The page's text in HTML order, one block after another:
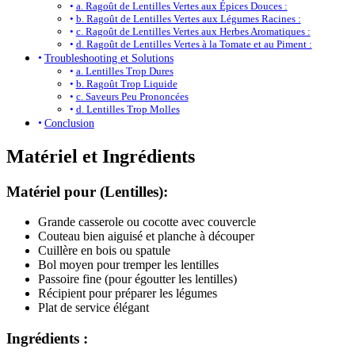
a. Ragoût de Lentilles Vertes aux Épices Douces :
b. Ragoût de Lentilles Vertes aux Légumes Racines :
c. Ragoût de Lentilles Vertes aux Herbes Aromatiques :
d. Ragoût de Lentilles Vertes à la Tomate et au Piment :
Troubleshooting et Solutions
a. Lentilles Trop Dures
b. Ragoût Trop Liquide
c. Saveurs Peu Prononcées
d. Lentilles Trop Molles
Conclusion
Matériel et Ingrédients
Matériel pour (Lentilles):
Grande casserole ou cocotte avec couvercle
Couteau bien aiguisé et planche à découper
Cuillère en bois ou spatule
Bol moyen pour tremper les lentilles
Passoire fine (pour égoutter les lentilles)
Récipient pour préparer les légumes
Plat de service élégant
Ingrédients :